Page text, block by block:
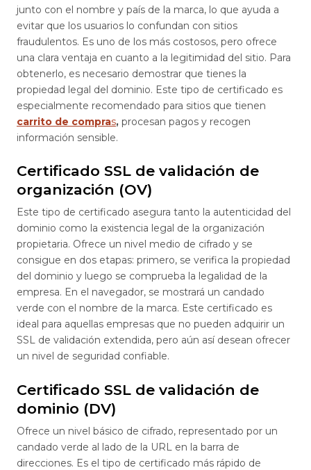
junto con el nombre y país de la marca, lo que ayuda a
evitar que los usuarios lo confundan con sitios
fraudulentos. Es uno de los más costosos, pero ofrece
una clara ventaja en cuanto a la legitimidad del sitio. Para
obtenerlo, es necesario demostrar que tienes la
propiedad legal del dominio. Este tipo de certificado es
especialmente recomendado para sitios que tienen
carrito de compras, procesan pagos y recogen
información sensible.
Certificado SSL de validación de
organización (OV)
Este tipo de certificado asegura tanto la autenticidad del
dominio como la existencia legal de la organización
propietaria. Ofrece un nivel medio de cifrado y se
consigue en dos etapas: primero, se verifica la propiedad
del dominio y luego se comprueba la legalidad de la
empresa. En el navegador, se mostrará un candado
verde con el nombre de la marca. Este certificado es
ideal para aquellas empresas que no pueden adquirir un
SSL de validación extendida, pero aún así desean ofrecer
un nivel de seguridad confiable.
Certificado SSL de validación de
dominio (DV)
Ofrece un nivel básico de cifrado, representado por un
candado verde al lado de la URL en la barra de
direcciones. Es el tipo de certificado más rápido de